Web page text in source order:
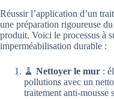
Réussir l’application d’un
une préparation rigoureuse
produit. Voici le processus à
imperméabilisation durable :
🧹 Nettoyer le mur :
pollutions avec un
traitement anti-mousse